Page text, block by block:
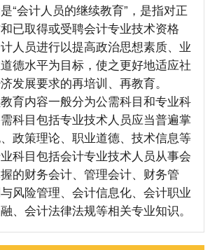
“会计人员的继续教育”，是指对正
已取得或受聘会计专业技术资格
计人员进行以提高政治思想素质、业
德水平为目标，使之更好地适应社
发展要求的再培训、再教育。
育内容一般分为公需科目和专业科
科目包括专业技术人员应当普遍掌
政策理论、职业道德、技术信息等
科目包括会计专业技术人员从事会
的财务会计、管理会计、财务管
风险管理、会计信息化、会计职业
、会计法律法规等相关专业知识。